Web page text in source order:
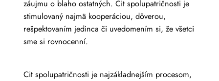
záujmu o blaho ostatných. Cit spolupatričnosti je
stimulovaný najmä kooperáciou, dôverou,
rešpektovaním jedinca či uvedomením si, že všetci
sme si rovnocenní.
Cit spolupatričnosti je najzákladnejším procesom,